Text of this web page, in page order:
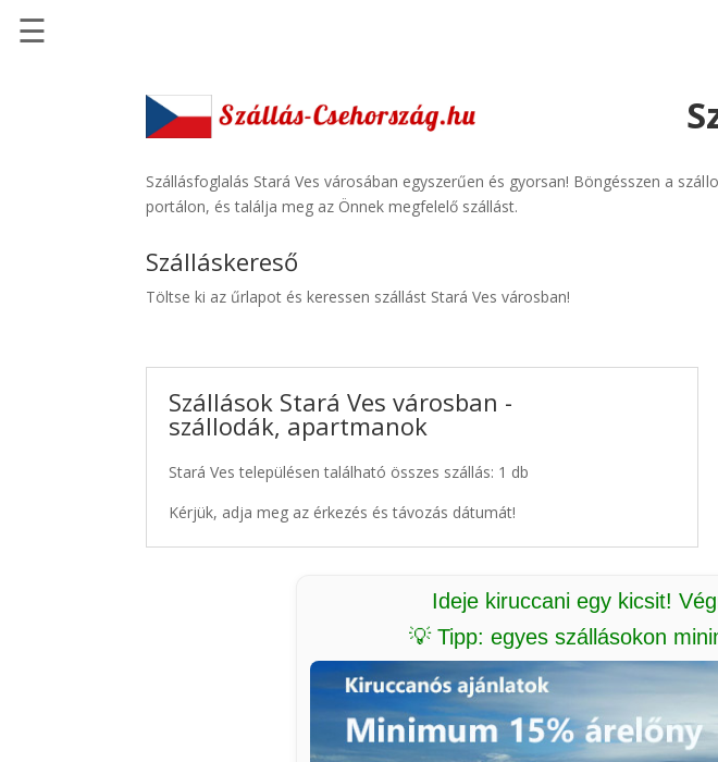
Szállásinfo.eu
Repülőjegy
pénzvisszatérítéssel
Autóbérlés
☰
Szállásfoglalás Stará Ves városában egyszerűen és gyorsan! Böngésszen a
portálon, és találja meg az Önnek megfelelő szállást.
Szálláskereső
Töltse ki az űrlapot és keressen szállást Stará Ves városban!
Szállások Stará Ves városban -
szállodák, apartmanok
Stará Ves településen található összes szállás: 1 db
Kérjük, adja meg az érkezés és távozás dátumát!
Ideje kiruccani egy kicsit!
💡 Tipp: egyes szállásokon